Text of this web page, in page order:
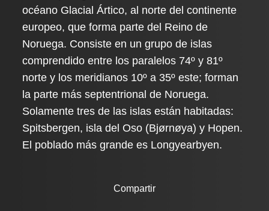
océano Glacial Ártico, al norte del continente
europeo, que forma parte del Reino de
Noruega. Consiste en un grupo de islas
comprendido entre los paralelos 74º y 81º
norte y los meridianos 10º a 35º este; forman
la parte más septentrional de Noruega.
Solamente tres de las islas están habitadas:
Spitsbergen, isla del Oso (Bjørnøya) y Hopen.
El poblado más grande es Longyearbyen.
Compartir